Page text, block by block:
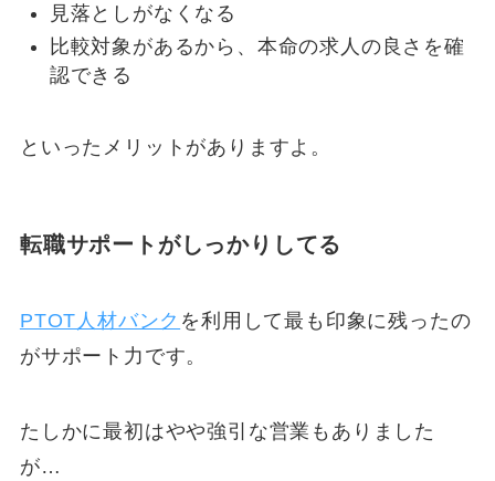
見落としがなくなる
比較対象があるから、本命の求人の良さを確
認できる
といったメリットがありますよ。
転職サポートがしっかりしてる
PTOT人材バンク を利用して最も印象に残ったの
がサポート力です。
たしかに最初はやや強引な営業もありました
が…